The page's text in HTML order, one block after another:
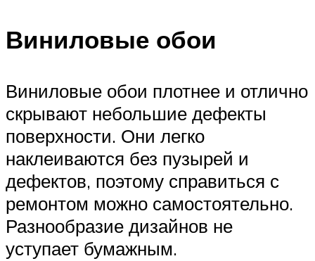
Виниловые обои
Виниловые обои плотнее и отлично
скрывают небольшие дефекты
поверхности. Они легко
наклеиваются без пузырей и
дефектов, поэтому справиться с
ремонтом можно самостоятельно.
Разнообразие дизайнов не
уступает бумажным.